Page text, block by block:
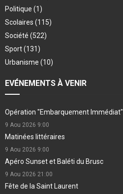
Politique (1)
Scolaires (115)
Société (522)
Sport(131)
Urbanisme (10)
EVÉNEMENTS À VENIR
Opération "Embarquement Immédiat"
9 Aou 2026 9:00
Matinées littéraires
9 Aou 2026 9:00
Apéro Sunset et Baléti du Brusc
9 Aou 2026 21:00
Fête de la Saint Laurent